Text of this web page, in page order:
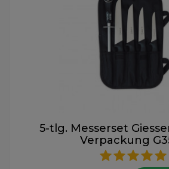
5-tlg. Messerset
Verpackung